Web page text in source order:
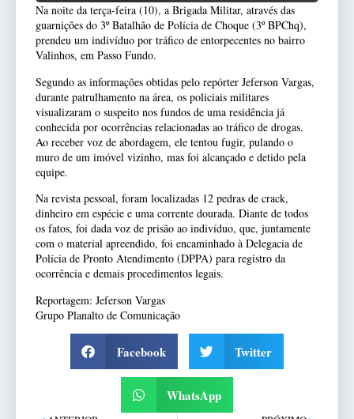
Na noite da terça-feira (10), a Brigada Militar, através das
guarnições do 3º Batalhão de Polícia de Choque (3º BPChq),
prendeu um indivíduo por tráfico de entorpecentes no bairro
Valinhos, em Passo Fundo.
Segundo as informações obtidas pelo repórter Jeferson Vargas,
durante patrulhamento na área, os policiais militares
visualizaram o suspeito nos fundos de uma residência já
conhecida por ocorrências relacionadas ao tráfico de drogas.
Ao receber voz de abordagem, ele tentou fugir, pulando o
muro de um imóvel vizinho, mas foi alcançado e detido pela
equipe.
Na revista pessoal, foram localizadas 12 pedras de crack,
dinheiro em espécie e uma corrente dourada. Diante de todos
os fatos, foi dada voz de prisão ao indivíduo, que, juntamente
com o material apreendido, foi encaminhado à Delegacia de
Polícia de Pronto Atendimento (DPPA) para registro da
ocorrência e demais procedimentos legais.
Reportagem: Jeferson Vargas
Grupo Planalto de Comunicação
Facebook Twitter
WhatsApp